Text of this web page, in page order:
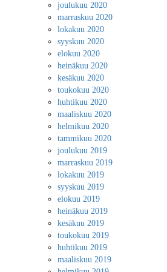
joulukuu 2020
marraskuu 2020
lokakuu 2020
syyskuu 2020
elokuu 2020
heinäkuu 2020
kesäkuu 2020
toukokuu 2020
huhtikuu 2020
maaliskuu 2020
helmikuu 2020
tammikuu 2020
joulukuu 2019
marraskuu 2019
lokakuu 2019
syyskuu 2019
elokuu 2019
heinäkuu 2019
kesäkuu 2019
toukokuu 2019
huhtikuu 2019
maaliskuu 2019